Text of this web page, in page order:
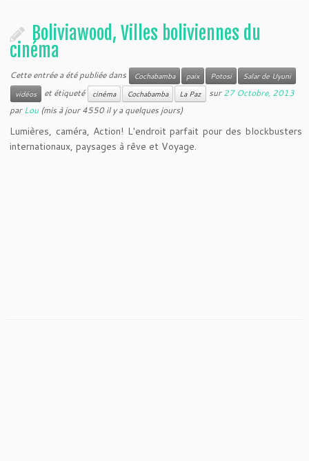
Boliviawood, Villes boliviennes du
cinéma
Cette entrée a été publiée dans Cochabamba paix Potosi
Salar de Uyuni
vidéos
et étiqueté cinéma Cochabamba La Paz sur27 Octobre, 2013
parLou(mis à jour 4550 il y a quelques jours)
Lumières, caméra, Action! L'endroit parfait pour des blockbusters
internationaux, paysages à rêve et Voyage.